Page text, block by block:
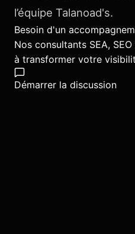
l’équipe Talanoad's.
Besoin d'un
Nos consultants SEA,
à transformer votre
Démarrer la discussion